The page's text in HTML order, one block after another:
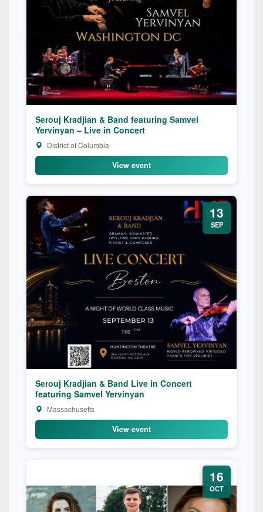
Serouj Kradjian & Band featuring Samvel
Yervinyan – Live in Concert
District of Columbia
View event
13
SEP
Serouj Kradjian & Band Live in Concert
featuring Samvel Yervinyan
Massachusetts
View event
16
OCT